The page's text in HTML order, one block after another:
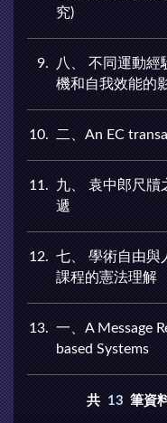
究)
9
八、 不同運動經
機和自我效能的
10 二、An EC
11
九、 袁中郎尺牘
遞
12
七、 學術自由與
課程的憲法理解
13
一、A Message
based Systems
共 13 筆資